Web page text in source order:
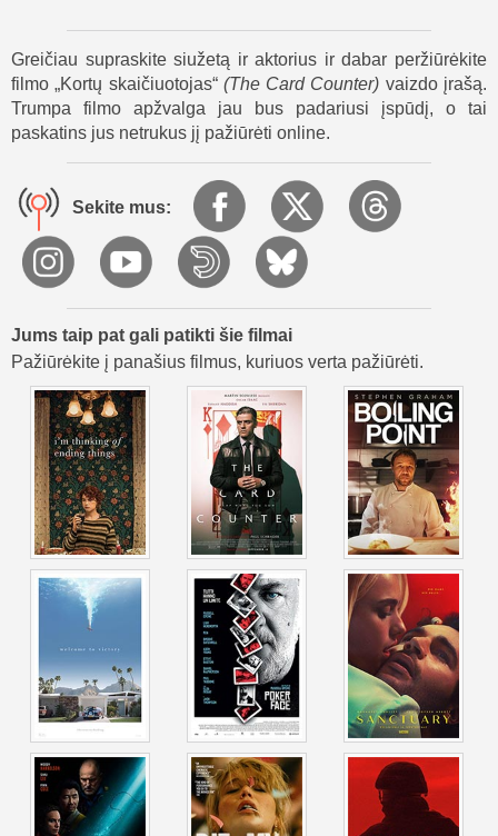
praneša, kad Gordo nušovė įsibrovėlį – Sirką.
Telas, priblokštas netekties, nuvyksta į Gordo namus. Jis
paruošia kambarį taip pat, kaip motelius – uždengia viską
balta. Vietoje šūvio Telas priverčia Gordo patirti tai, ką jie
policijai ir laukia arešto.
Filmas „Kortų skaičiuotojas“ baigiasi Telui grįžus į kalėjimą.
Ten, kur kadaise jautė baimę, jis randa ramybę. Jį aplanko
La Linda. Tyliai, bet reikšmingai, jie prisiliečia pirštais per
stiklo sieną – viltingas ženklas, kad atpirkimas vis dar
įmanomas.
Greičiau supraskite siužetą ir aktorius ir dabar peržiūrėkite
filmo „Kortų skaičiuotojas“ (The Card Counter) vaizdo įrašą.
Trumpa filmo apžvalga jau bus padariusi įspūdį, o tai
paskatins jus netrukus jį pažiūrėti online.
Sekite mus:
Jums taip pat gali patikti šie filmai
Pažiūrėkite į panašius filmus, kuriuos verta pažiūrėti.